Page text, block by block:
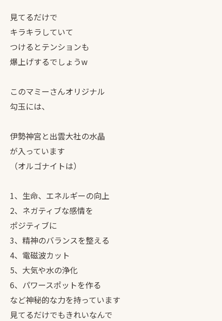
見てるだけで
キラキラしていて
つけるとテンションも
爆上げするでしょうw
このマミーさんオリジナル
勾玉には、
伊勢神宮と出雲大社の水晶
が入っています
（オルゴナイトは）
1、生命、エネルギーの向上
2、ネガティブな感情を
ポジティブに
3、精神のバランスを整える
4、電磁波カット
5、大気や水の浄化
6、パワースポットを作る
など神秘的な力を持っています
見てるだけでもきれいなんで